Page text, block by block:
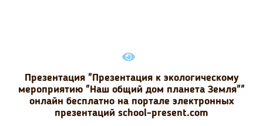
Презентация "Презентация к экологическому
мероприятию "Наш общий дом планета Земля""
онлайн бесплатно на портале электронных
презентаций school-present.com